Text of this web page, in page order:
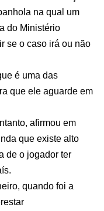
na qual um
do Ministério
se o caso irá ou não
é uma das
que ele aguarde em
afirmou em
que existe alto
de o jogador ter
quando foi a